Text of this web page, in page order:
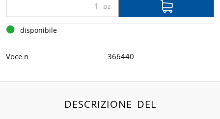
disponibile
Voce n 366440
DESCRIZIONE DEL